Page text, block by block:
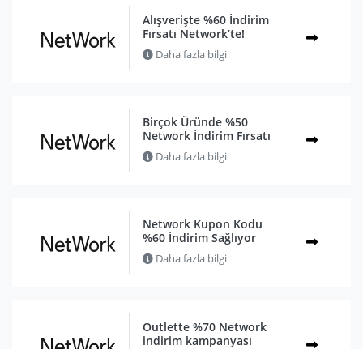
Alışverişte %60 İndirim
Fırsatı Network’te!
Daha fazla bilgi
Birçok Üründe %50
Network İndirim Fırsatı
Daha fazla bilgi
Network Kupon Kodu
%60 İndirim Sağlıyor
Daha fazla bilgi
Outlette %70 Network
indirim kampanyası